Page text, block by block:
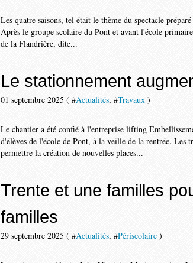
Les quatre saisons, tel était le thème du spectacle
Après le groupe scolaire du Pont et avant l'école
de la Flandrière, dite...
Le stationnement
01 septembre 2025 ( #Actualités, #Travaux )
Le chantier a été confié à l'entreprise lifting
d'élèves de l'école de Pont, à la veille de la rentrée. Les
permettre la création de nouvelles places...
Trente et une familles
familles
29 septembre 2025 ( #Actualités, #Périscolaire )